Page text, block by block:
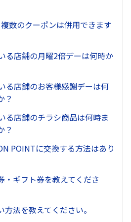
数のクーポンは併用できます
る店舗の月曜2倍デーは何時か
る店舗のお客様感謝デーは何
？
る店舗のチラシ商品は何時ま
？
POINTに交換する方法はあり
・ギフト券を教えてくださ
法を教えてください。